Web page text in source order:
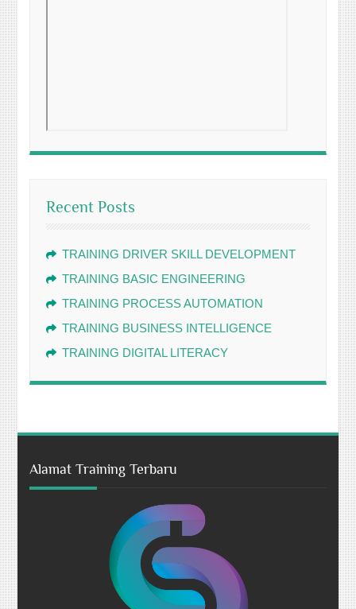
Recent Posts
TRAINING DRIVER SKILL DEVELOPMENT
TRAINING BASIC ENGINEERING
TRAINING PROCESS AUTOMATION
TRAINING BUSINESS INTELLIGENCE
TRAINING DIGITAL LITERACY
Alamat Training Terbaru